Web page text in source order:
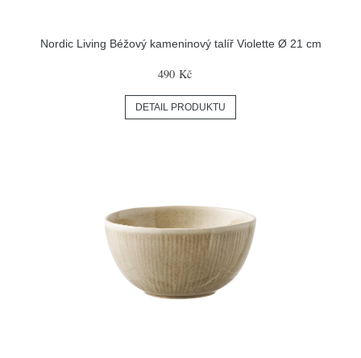
Nordic Living Béžový kameninový talíř Violette Ø 21 cm
490 Kč
DETAIL PRODUKTU